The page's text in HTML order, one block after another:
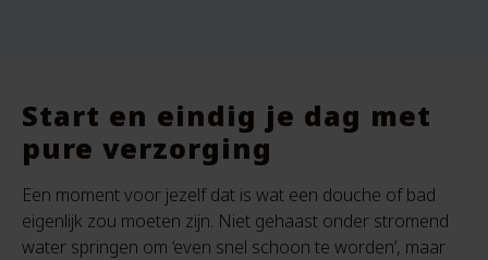
Start en eindig je dag met
pure verzorging
Een moment voor jezelf dat is wat een douche of bad
eigenlijk zou moeten zijn. Niet gehaast onder stromend
water springen om ‘even snel schoon te worden’, maar